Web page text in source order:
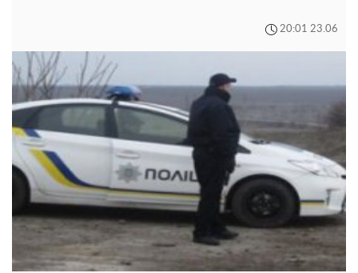
20:01 23.06